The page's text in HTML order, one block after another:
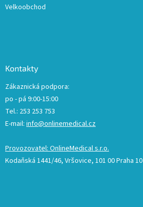
Velkoobchod
Kontakty
Zákaznická podpora:
po - pá 9:00-15:00
Tel.: 253 253 753
E-mail: info@onlinemedical.cz
Provozovatel: OnlineMedical s.r.o.
Kodaňská 1441/46, Vršovice, 101 00 Praha 10